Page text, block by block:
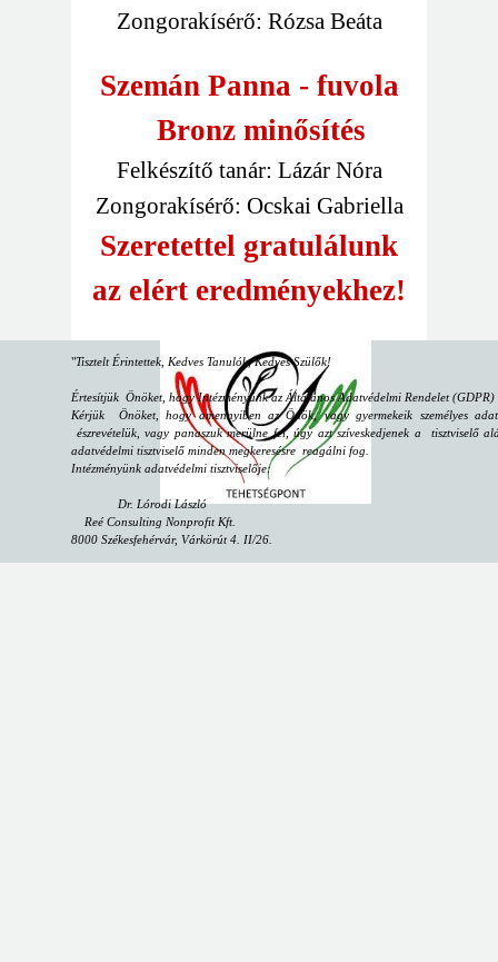
Zongorakísérő: Rózsa Beáta
Szemán Panna - fuvola
Bronz minősítés
Felkészítő tanár: Lázár Nóra
Zongorakísérő: Ocskai Gabriella
Szeretettel gratulálunk
az elért eredményekhez!
"Tisztelt Érintettek, Kedves Tanulók, Kedves Szülők!
Értesítjük Önöket, hogy Intézményünk az Általános Adatvédelmi Rendelet
Kérjük Önöket, hogy amennyiben az Önök, vagy gyermekeik személyes
észrevételük, vagy panaszuk merülne fel, úgy azt szíveskedjenek a tisztviselő
adatvédelmi tisztviselő minden megkeresésre reagálni fog.
Intézményünk adatvédelmi tisztviselője:
Dr. Lórodi László
Reé Consulting Nonprofit Kft.
8000 Székesfehérvár, Várkörút 4. II/26.